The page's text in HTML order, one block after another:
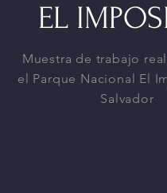
EL
Muestra de trabajo
el Parque Nacional El
Salvador